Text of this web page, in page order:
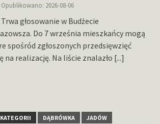
Opublikowano: 2026-08-06
Trwa głosowanie w Budżecie
Do 7 września mieszkańcy mogą
spośród zgłoszonych przedsięwzięć
na realizację. Na liście znalazło [...]
DĄBRÓWKA
JADÓW